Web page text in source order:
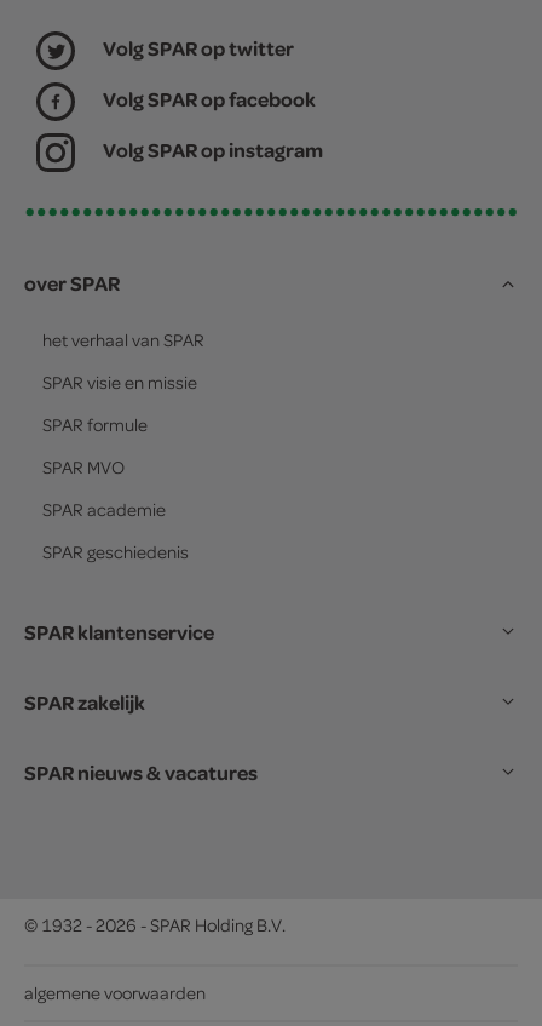
Volg SPAR op twitter
Volg SPAR op facebook
Volg SPAR op instagram
over SPAR
het verhaal van SPAR
SPAR visie en missie
SPAR formule
SPAR MVO
SPAR academie
SPAR geschiedenis
SPAR klantenservice
SPAR zakelijk
SPAR nieuws & vacatures
© 1932 - 2026 - SPAR Holding B.V.
algemene voorwaarden